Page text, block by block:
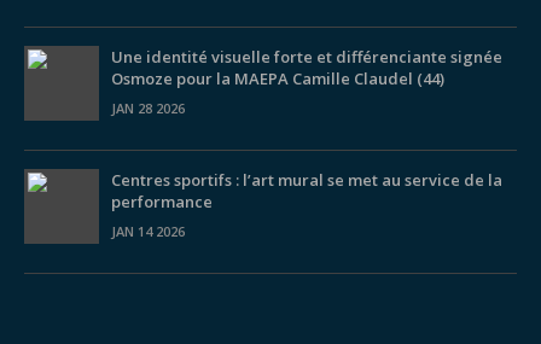
Une identité visuelle forte et différenciante signée
Osmoze pour la MAEPA Camille Claudel (44)
JAN 28 2026
Centres sportifs : l’art mural se met au service de la
performance
JAN 14 2026